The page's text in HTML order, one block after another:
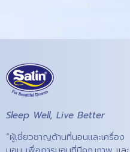
Sleep Well, Live Better
“ผู้เชี่ยวชาญด้านที่นอนและเครื่อง